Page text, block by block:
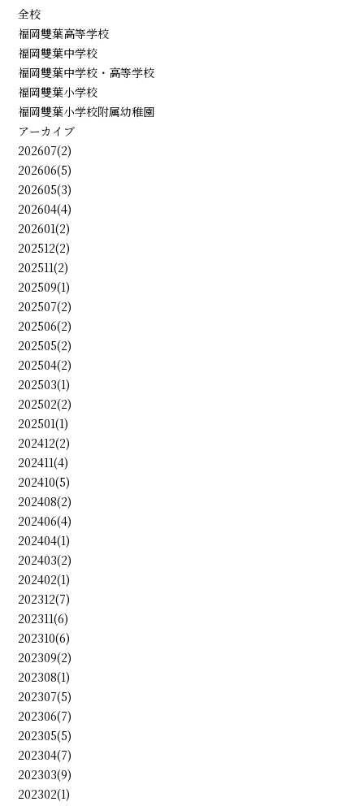
全校
福岡雙葉高等学校
福岡雙葉中学校
福岡雙葉中学校・高等学校
福岡雙葉小学校
福岡雙葉小学校附属幼稚園
アーカイブ
202607(2)
202606(5)
202605(3)
202604(4)
202601(2)
202512(2)
202511(2)
202509(1)
202507(2)
202506(2)
202505(2)
202504(2)
202503(1)
202502(2)
202501(1)
202412(2)
202411(4)
202410(5)
202408(2)
202406(4)
202404(1)
202403(2)
202402(1)
202312(7)
202311(6)
202310(6)
202309(2)
202308(1)
202307(5)
202306(7)
202305(5)
202304(7)
202303(9)
202302(1)